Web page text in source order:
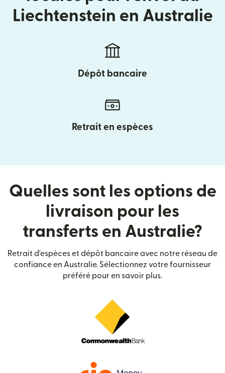
Liechtenstein en Australie
Dépôt bancaire
Retrait en espèces
Quelles sont les options de
livraison pour les
transferts en Australie?
Retrait d'espèces et dépôt bancaire avec notre réseau de
confiance en Australie. Sélectionnez votre fournisseur
préféré pour en savoir plus.